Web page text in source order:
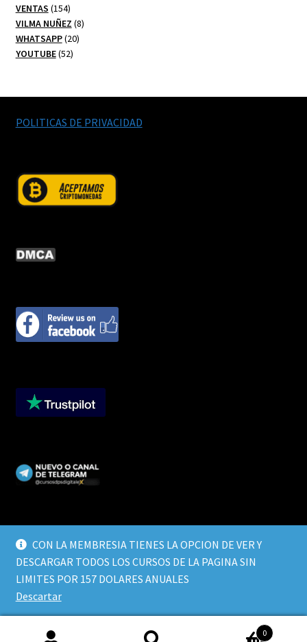
CON LA MEMBRESIA TIENES LA OPCION DE VER Y
DESCARGAR TODOS LOS CURSOS DE LA PAGINA SIN
LIMITES POR 157 DOLARES ANUALES
Descartar
VENTAS 154154
productos
VILMA NUÑEZ 88
WHATSAPP 2020
YOUTUBE 5252
POLITICAS DE PRIVACIDAD
© CURSOS DIGITALEX 2026
TERMINOS Y CONDICIONES
Built with WooCommerce
0